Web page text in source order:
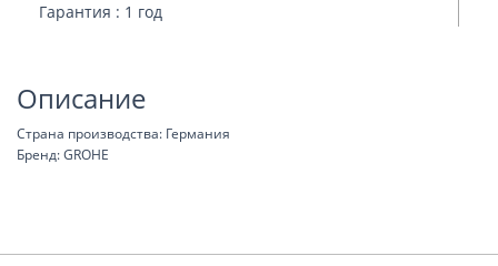
Гарантия : 1 год
Описание
Страна производства: Германия
Бренд: GROHE